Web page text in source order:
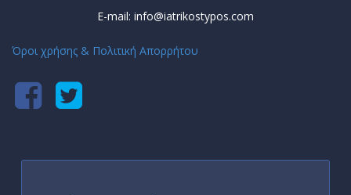
E-mail: info@iatrikostypos.com
Όροι χρήσης & Πολιτική Απορρήτου